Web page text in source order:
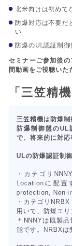
北米向けは初めて
防爆対応は不要だ
い
防爆のUL認証制
セミナーご参加後
間動画をご視聴いた
「三笠精
三笠精機は防爆制
防爆制御盤のUL
で、将来的に対応
ULの防爆認証制
・カテゴリ
Locationに配置
protection, Non-
・カテゴリ
用いて、防爆エ
＊NNNYは既製
能です。NRBXは